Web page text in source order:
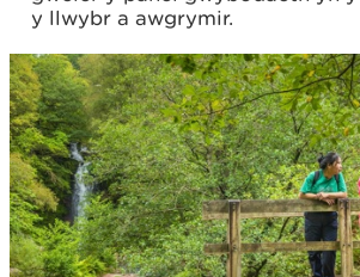
y llwybr a awgrymir.